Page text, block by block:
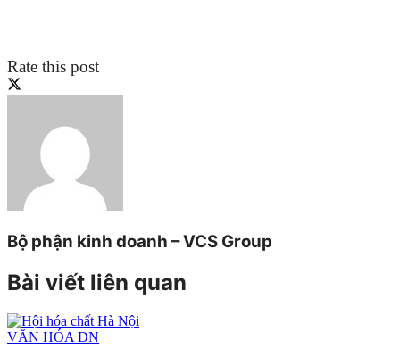
Rate this post
Bộ phận kinh doanh – VCS Group
Bài viết liên quan
VĂN HÓA DN